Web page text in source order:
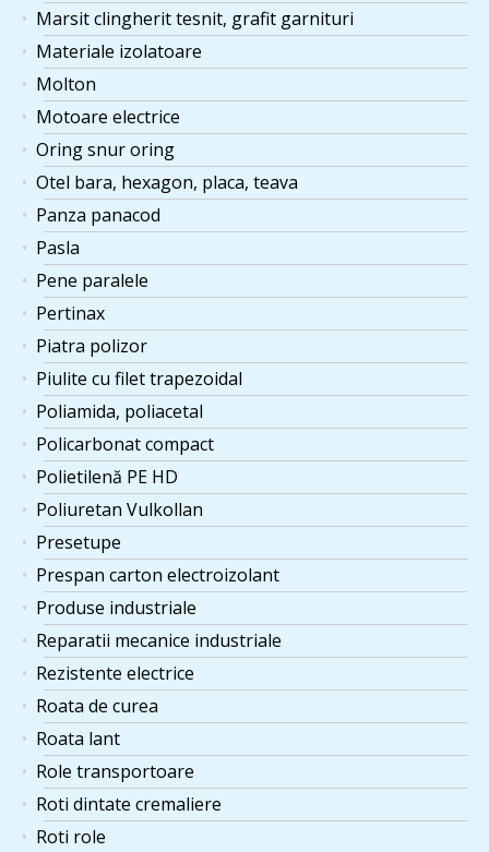
Marsit clingherit tesnit, grafit garnituri
Materiale izolatoare
Molton
Motoare electrice
Oring snur oring
Otel bara, hexagon, placa, teava
Panza panacod
Pasla
Pene paralele
Pertinax
Piatra polizor
Piulite cu filet trapezoidal
Poliamida, poliacetal
Policarbonat compact
Polietilenă PE HD
Poliuretan Vulkollan
Presetupe
Prespan carton electroizolant
Produse industriale
Reparatii mecanice industriale
Rezistente electrice
Roata de curea
Roata lant
Role transportoare
Roti dintate cremaliere
Roti role